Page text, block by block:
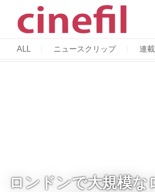
ALL ニュースクリップ 連載
ロンドンで大規模な